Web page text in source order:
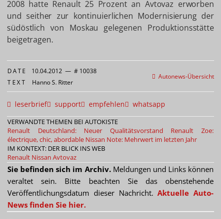
2008 hatte Renault 25 Prozent an Avtovaz erworben
und seither zur kontinuierlichen Modernisierung der
südöstlich von Moskau gelegenen Produktionsstätte
beigetragen.
Autonews-Übersicht
DATE 10.04.2012 — # 10038
TEXT Hanno S. Ritter
leserbrief support empfehlen whatsapp
VERWANDTE THEMEN BEI AUTOKISTE
Renault Deutschland: Neuer Qualitätsvorstand
Renault Zoe:
électrique, chic, abordable Nissan Note: Mehrwert im letzten Jahr
IM KONTEXT: DER BLICK INS WEB
Renault Nissan Avtovaz
Sie befinden sich im Archiv.Meldungen und Links können
veraltet sein. Bitte beachten Sie das obenstehende
Veröffentlichungsdatum dieser Nachricht.Aktuelle Auto-
News finden Sie hier.